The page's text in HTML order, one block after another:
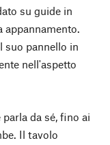
su guide in
appannamento.
suo pannello in
nell'aspetto
da sé, fino ai
Il tavolo